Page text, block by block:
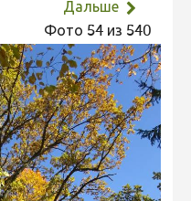
Дальше
Фото 54 из 540